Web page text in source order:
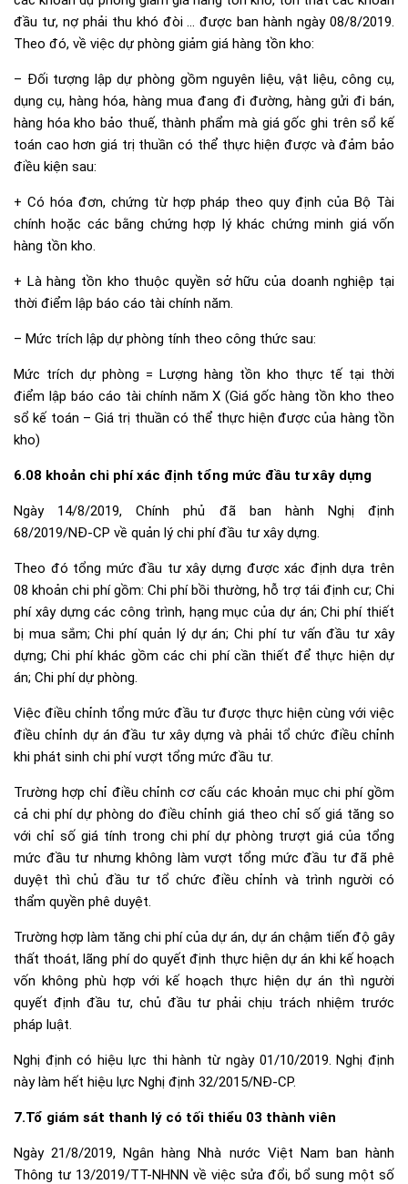
đầu tư, nợ phải thu khó đòi … được ban hành ngày 08/8/2019.
Theo đó, về việc dự phòng giảm giá hàng tồn kho:
– Đối tượng lập dự phòng gồm nguyên liệu, vật liệu, công cụ,
dụng cụ, hàng hóa, hàng mua đang đi đường, hàng gửi đi bán,
hàng hóa kho bảo thuế, thành phẩm mà giá gốc ghi trên sổ kế
toán cao hơn giá trị thuần có thể thực hiện được và đảm bảo
điều kiện sau:
+ Có hóa đơn, chứng từ hợp pháp theo quy định của Bộ Tài
chính hoặc các bằng chứng hợp lý khác chứng minh giá vốn
hàng tồn kho.
+ Là hàng tồn kho thuộc quyền sở hữu của doanh nghiệp tại
thời điểm lập báo cáo tài chính năm.
– Mức trích lập dự phòng tính theo công thức sau:
Mức trích dự phòng = Lượng hàng tồn kho thực tế tại thời
điểm lập báo cáo tài chính năm X (Giá gốc hàng tồn kho theo
sổ kế toán – Giá trị thuần có thể thực hiện được của hàng tồn
kho)
6.08 khoản chi phí xác định tổng mức đầu tư xây dựng
Ngày 14/8/2019, Chính phủ đã ban hành Nghị định
68/2019/NĐ-CP về quản lý chi phí đầu tư xây dựng.
Theo đó tổng mức đầu tư xây dựng được xác định dựa trên
08 khoản chi phí gồm: Chi phí bồi thường, hỗ trợ tái định cư; Chi
phí xây dựng các công trình, hạng mục của dự án; Chi phí thiết
bị mua sắm; Chi phí quản lý dự án; Chi phí tư vấn đầu tư xây
dựng; Chi phí khác gồm các chi phí cần thiết để thực hiện dự
án; Chi phí dự phòng.
Việc điều chỉnh tổng mức đầu tư được thực hiện cùng với việc
điều chỉnh dự án đầu tư xây dựng và phải tổ chức điều chỉnh
khi phát sinh chi phí vượt tổng mức đầu tư.
Trường hợp chỉ điều chỉnh cơ cấu các khoản mục chi phí gồm
cả chi phí dự phòng do điều chỉnh giá theo chỉ số giá tăng so
với chỉ số giá tính trong chi phí dự phòng trượt giá của tổng
mức đầu tư nhưng không làm vượt tổng mức đầu tư đã phê
duyệt thì chủ đầu tư tổ chức điều chỉnh và trình người có
thẩm quyền phê duyệt.
Trường hợp làm tăng chi phí của dự án, dự án chậm tiến độ gây
thất thoát, lãng phí do quyết định thực hiện dự án khi kế hoạch
vốn không phù hợp với kế hoạch thực hiện dự án thì người
quyết định đầu tư, chủ đầu tư phải chịu trách nhiệm trước
pháp luật.
Nghị định có hiệu lực thi hành từ ngày 01/10/2019. Nghị định
này làm hết hiệu lực Nghị định 32/2015/NĐ-CP.
7.Tổ giám sát thanh lý có tối thiểu 03 thành viên
Ngày 21/8/2019, Ngân hàng Nhà nước Việt Nam ban hành
Thông tư 13/2019/TT-NHNN về việc sửa đổi, bổ sung một số